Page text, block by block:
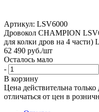
Артикул: LSV6000
Дровокол CHAMPION
для колки дров на 4 части)
62 490 руб./шт
Осталось мало
-
В корзину
Цена действительна
отличаться от цен в